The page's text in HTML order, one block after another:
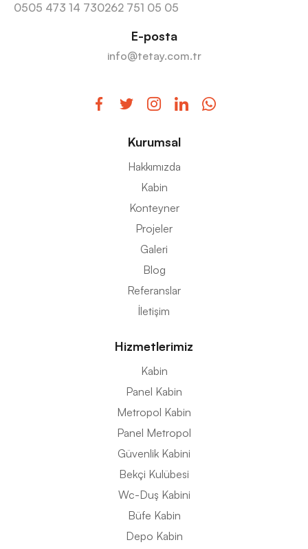
0505 473 14 730262 751 05 05
E-posta
info@tetay.com.tr
Kurumsal
Hakkımızda
Kabin
Konteyner
Projeler
Galeri
Blog
Referanslar
İletişim
Hizmetlerimiz
Kabin
Panel Kabin
Metropol Kabin
Panel Metropol
Güvenlik Kabini
Bekçi Kulübesi
Wc-Duş Kabini
Büfe Kabin
Depo Kabin